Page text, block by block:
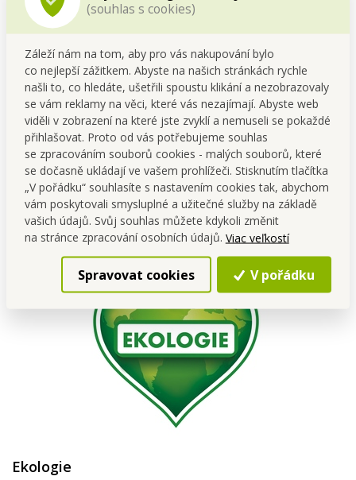
(souhlas s cookies)
Záleží nám na tom, aby pro vás nakupování bylo
co nejlepší zážitkem. Abyste na našich stránkách rychle
našli to, co hledáte, ušetřili spoustu klikání a nezobrazovaly
se vám reklamy na věci, které vás nezajímají. Abyste web
viděli v zobrazení na které jste zvyklí a nemuseli se pokaždé
přihlašovat. Proto od vás potřebujeme souhlas
se zpracováním souborů cookies - malých souborů, které
se dočasně ukládají ve vašem prohlížeči. Stisknutím tlačítka
„V pořádku“ souhlasíte s nastavením cookies tak, abychom
vám poskytovali smysluplné a užitečné služby na základě
vašich údajů. Svůj souhlas můžete kdykoli změnit
na stránce zpracování osobních údajů. Viac veľkostí
Spravovat cookies V pořádku
Ekologie